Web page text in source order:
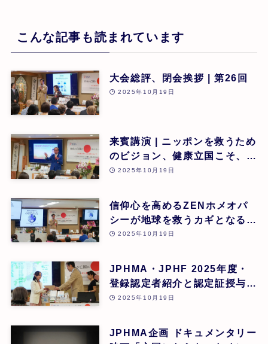
こんな記事も読まれています
大会総評、閉会挨拶 | 第26回
2025年10月19日
来賓講演 | ニッポンを救うため
のビジョン、健康立国こそ、日
本再生の道 | 吉野敏明(医療法
ック 院長) | 第26回
2025年10月19日
信仰心を高めるZENホメオパ
シーが地球を救うカギとなる |
道繁良 | 第26回
2025年10月19日
JPHMA・JPHF 2025年度・
登録認定者紹介と認定証授与式
| 第26回
2025年10月19日
JPHMA企画 ドキュメンタリー